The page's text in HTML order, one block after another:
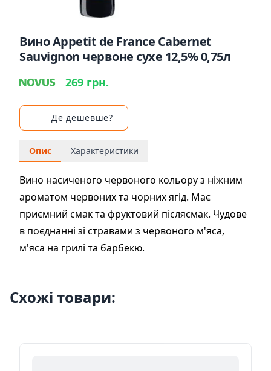
Вино Appetit de France Cabernet
Sauvignon червоне сухе 12,5% 0,75л
269 грн.
Де дешевше?
Опис Характеристики
Вино насиченого червоного кольору з ніжним
ароматом червоних та чорних ягід. Має
приємний смак та фруктовий післясмак. Чудове
в поєднанні зі стравами з червоного м'яса,
м'яса на грилі та барбекю.
Схожі товари: